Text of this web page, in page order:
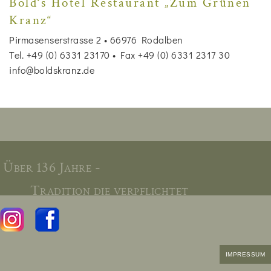
Kranz“
Pirmasenserstrasse 2 • 66976 Rodalben
Tel. +49 (0) 6331 23170 • Fax +49 (0) 6331 2317 30
info@boldskranz.de
Über 136 Jahre -
Tradition die verpflichtet
IMPRESSUM